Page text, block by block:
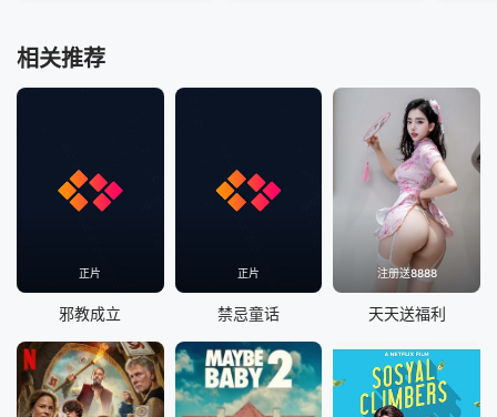
相关推荐
正片
邪教成立
正片
禁忌童话
注册送8888
天天送福利